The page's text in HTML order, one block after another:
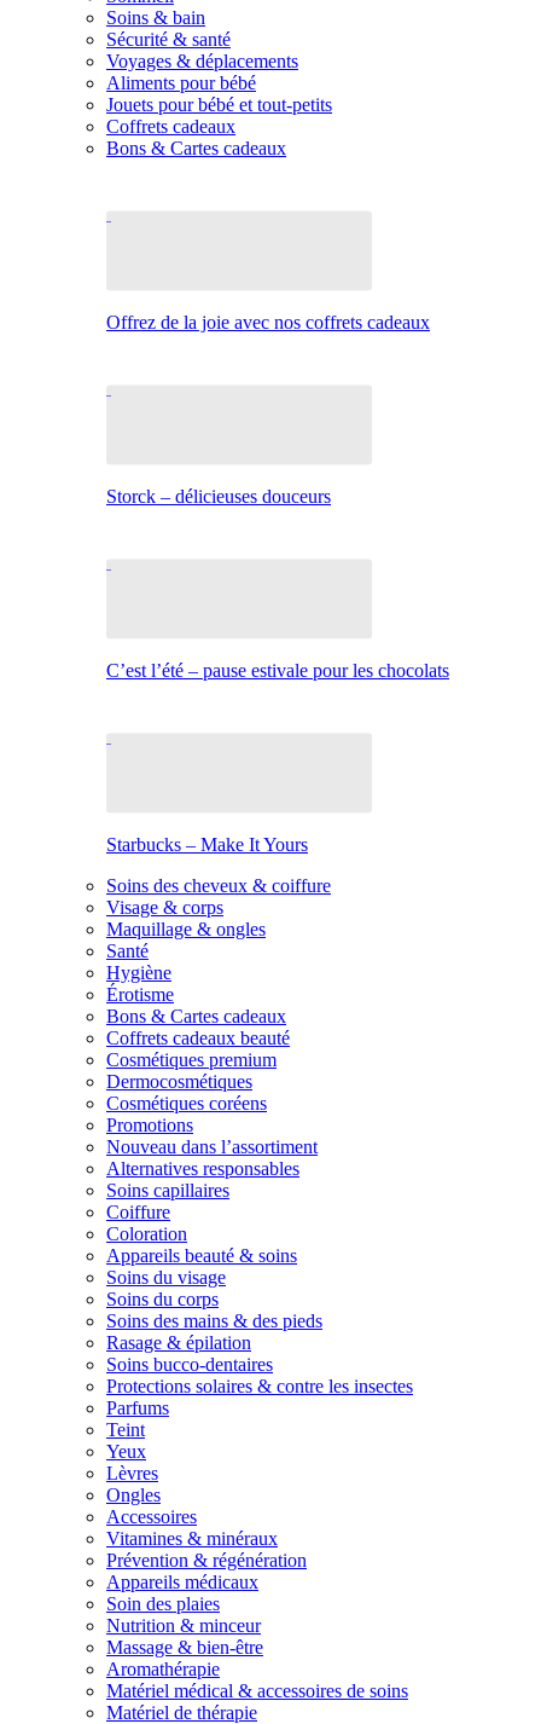
Soins & bain
Sécurité & santé
Voyages & déplacements
Aliments pour bébé
Jouets pour bébé et tout-petits
Coffrets cadeaux
Bons & Cartes cadeaux
Offrez de la joie avec nos coffrets cadeaux
Storck – délicieuses douceurs
C’est l’été – pause estivale pour les chocolats
Starbucks – Make It Yours
Soins des cheveux & coiffure
Visage & corps
Maquillage & ongles
Santé
Hygiène
Érotisme
Bons & Cartes cadeaux
Coffrets cadeaux beauté
Cosmétiques premium
Dermocosmétiques
Cosmétiques coréens
Promotions
Nouveau dans l’assortiment
Alternatives responsables
Soins capillaires
Coiffure
Coloration
Appareils beauté & soins
Soins du visage
Soins du corps
Soins des mains & des pieds
Rasage & épilation
Soins bucco-dentaires
Protections solaires & contre les insectes
Parfums
Teint
Yeux
Lèvres
Ongles
Accessoires
Vitamines & minéraux
Prévention & régénération
Appareils médicaux
Soin des plaies
Nutrition & minceur
Massage & bien-être
Aromathérapie
Matériel médical & accessoires de soins
Matériel de thérapie